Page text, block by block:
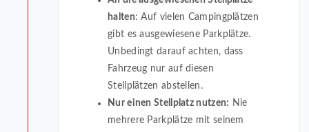
halten: Auf vielen Campingplätzen
gibt es ausgewiesene Parkplätze.
Unbedingt darauf achten, dass
Fahrzeug nur auf diesen
Stellplätzen abstellen.
Nur einen Stellplatz nutzen: Nie
mehrere Parkplätze mit seinem